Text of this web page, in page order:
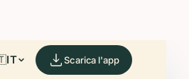
IT Scarica l'app